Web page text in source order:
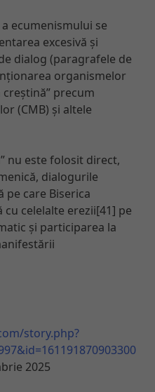
ecumenismului se
excesivă și
dialog (paragrafele de
organismelor
precum
(CMB) și altele
nu este folosit direct,
dialogurile
care Biserica
celelalte erezii[41] pe
și participarea la
story.php?
2025